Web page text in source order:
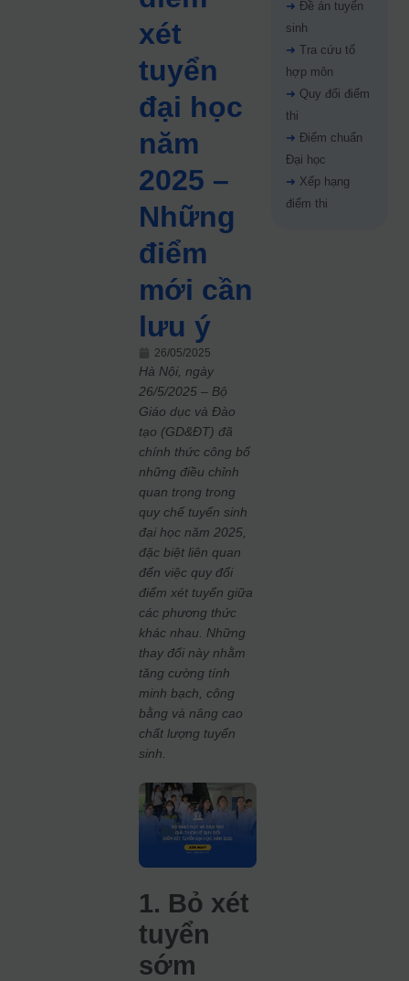
xét
tuyển
đại học
năm
2025 –
Những
điểm
mới cần
lưu ý
26/05/2025
Hà Nội, ngày
26/5/2025 – Bộ
Giáo dục và Đào
tạo (GD&ĐT) đã
chính thức công bố
những điều chỉnh
quan trọng trong
quy chế tuyển sinh
đại học năm 2025,
đặc biệt liên quan
đến việc quy đổi
điểm xét tuyển giữa
các phương thức
khác nhau. Những
thay đổi này nhằm
tăng cường tính
minh bạch, công
bằng và nâng cao
chất lượng tuyển
sinh.
1. Bỏ xét
tuyển
sớm
➜ Đề án tuyển
sinh
➜ Tra cứu tổ
hợp môn
➜ Quy đổi điểm
thi
➜ Điểm chuẩn
Đại học
➜ Xếp hạng
điểm thi